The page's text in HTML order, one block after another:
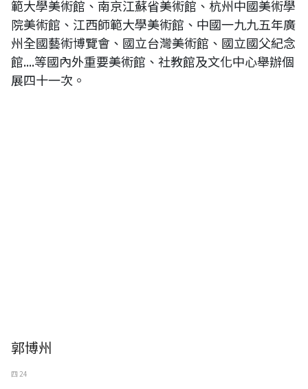
範大學美術館、南京江蘇省美術館、杭州中國美術學
院美術館、江西師範大學美術館、中國一九九五年廣
州全國藝術博覽會、國立台灣美術館、國立國父紀念
館....等國內外重要美術館、社教館及文化中心舉辦個
展四十一次。
郭博州
四 24